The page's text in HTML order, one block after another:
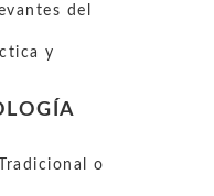
del
y
o